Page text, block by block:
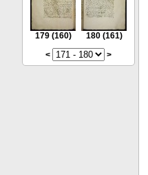
179 (160) 180 (161)
<
>